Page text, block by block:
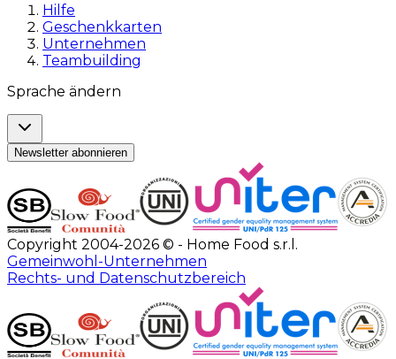
Hilfe
Geschenkkarten
Unternehmen
Teambuilding
Sprache ändern
Newsletter abonnieren
Copyright 2004-2026 © - Home Food s.r.l.
Gemeinwohl-Unternehmen
Rechts- und Datenschutzbereich